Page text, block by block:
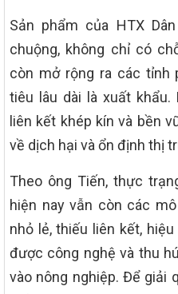
Sản phẩm của HTX
chuộng, không chỉ có
còn mở rộng ra các tỉnh
tiêu lâu dài là xuất khẩu.
liên kết khép kín và bền
về dịch hại và ổn định thị
Theo ông Tiến, thực
hiện nay vẫn còn các
nhỏ lẻ, thiếu liên kết,
được công nghệ và thu
vào nông nghiệp. Để giải